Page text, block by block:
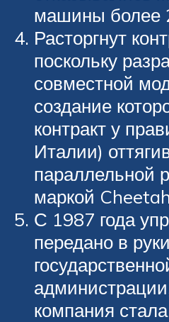
машины более
Расторгнут
поскольку
совместной
создание
контракт у
Италии)
параллельной
маркой
С 1987 года
передано в руки
компания